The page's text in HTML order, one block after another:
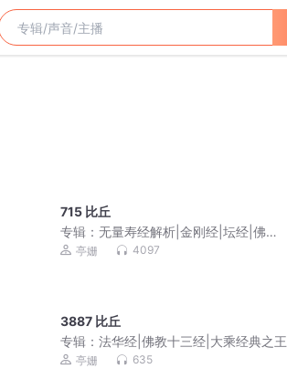
715 比丘
专辑：无量寿经解析|金刚经|坛经|佛教
十三经
亭姗 4097
3887 比丘
专辑：法华经|佛教十三经|大乘经典之王
亭姗 635